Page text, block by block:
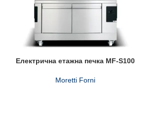
Електрична етажна печка MF-S100
Moretti Forni